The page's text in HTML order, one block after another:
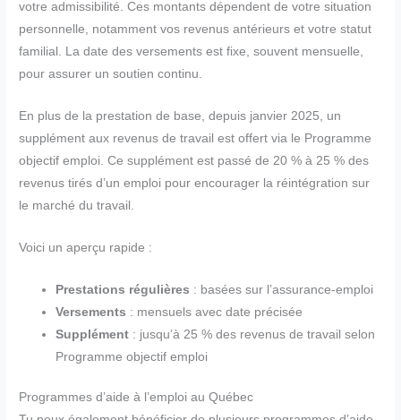
votre admissibilité. Ces montants dépendent de votre situation
personnelle, notamment vos revenus antérieurs et votre statut
familial. La date des versements est fixe, souvent mensuelle,
pour assurer un soutien continu.
En plus de la prestation de base, depuis janvier 2025, un
supplément aux revenus de travail est offert via le Programme
objectif emploi. Ce supplément est passé de 20 % à 25 % des
revenus tirés d’un emploi pour encourager la réintégration sur
le marché du travail.
Voici un aperçu rapide :
Prestations régulières : basées sur l’assurance-emploi
Versements : mensuels avec date précisée
Supplément : jusqu’à 25 % des revenus de travail selon
Programme objectif emploi
Programmes d’aide à l’emploi au Québec